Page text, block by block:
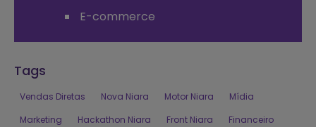
E-commerce
Tags
Vendas Diretas Nova Niara Motor Niara
Mídia
Marketing
Hackathon Niara Front Niara
Financeiro